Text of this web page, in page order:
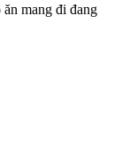
mang đi đang